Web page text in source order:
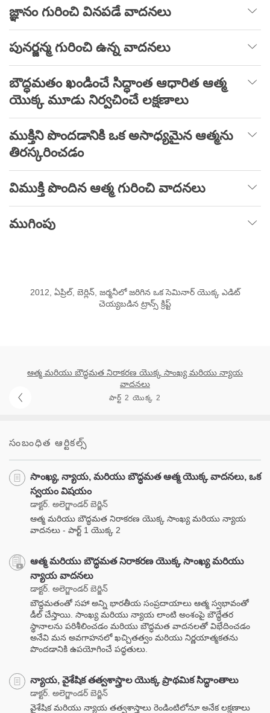
జ్ఞానం గురించి వినపడే వాదనలు
పునర్జన్మ గురించి ఉన్న వాదనలు
బౌద్ధమతం ఖండించే సిద్ధాంత ఆధారిత ఆత్మ
యొక్క మూడు నిర్వచించే లక్షణాలు
ముక్తిని పొందడానికి ఒక అసాధ్యమైన ఆత్మను
తిరస్కరించడం
విముక్తి పొందిన ఆత్మ గురించి వాదనలు
ముగింపు
2012, ఏప్రిల్, బెర్లిన్, జర్మనీలో జరిగిన ఒక సెమినార్ యొక్క ఎడిట్
చెయ్యబడిన ట్రాన్స్ క్రిప్ట్
ఆత్మ మరియు బౌద్ధమత నిరాకరణ యొక్క సాంఖ్య మరియు న్యాయ
వాదనలు
పార్ట్ 2 యొక్క 2
సంబంధిత ఆర్టికల్స్
సాంఖ్య, న్యాయ, మరియు బౌద్ధమత ఆత్మ యొక్క వాదనలు, ఒక
స్వయం విషయం
డాక్టర్. అలెగ్జాండర్ బెర్జిన్
ఆత్మ మరియు బౌద్ధమత నిరాకరణ యొక్క సాంఖ్య మరియు న్యాయ
వాదనలు - పార్ట్ 1 యొక్క 2
ఆత్మ మరియు బౌద్ధమత నిరాకరణ యొక్క సాంఖ్య మరియు
న్యాయ వాదనలు
డాక్టర్. అలెగ్జాండర్ బెర్జిన్
బౌద్ధమతంతో సహా అన్ని భారతీయ సంప్రదాయాలు ఆత్మ స్వభావంతో
డీల్ చేస్తాయి. సాంఖ్య మరియు న్యాయ లాంటి అంశంపై బౌద్ధేతర
స్థానాలను పరిశీలించడం మరియు బౌద్ధమత వాదనలతో విభేదించడం
అనేవి మన అవగాహనలో ఖచ్చితత్వం మరియు నిర్ణయాత్మకతను
పొందడానికి ఉపయోగించే పద్ధతులు.
న్యాయ, వైశేషిక తత్వశాస్త్రాల యొక్క ప్రాథమిక సిద్ధాంతాలు
డాక్టర్. అలెగ్జాండర్ బెర్జిన్
వైశేషిక మరియు న్యాయ తత్వశాస్త్రాలు రెండింటిలోనూ అనేక లక్షణాలు